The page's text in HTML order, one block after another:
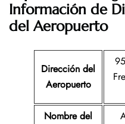
Información de
del Aeropuerto
Dirección del
Aeropuerto
Nombre del